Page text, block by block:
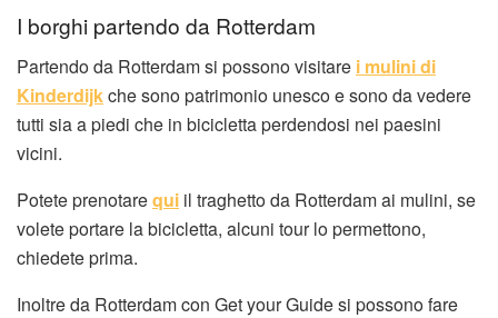
I borghi partendo da Rotterdam
Partendo da Rotterdam si possono visitare i mulini di
Kinderdijkche sono patrimonio unesco e sono da vedere
tutti sia a piedi che in bicicletta perdendosi nei paesini
vicini.
Potete prenotarequi il traghetto da Rotterdam ai mulini, se
volete portare la bicicletta, alcuni tour lo permettono,
chiedete prima.
Inoltre da Rotterdam con Get your Guide si possono fare